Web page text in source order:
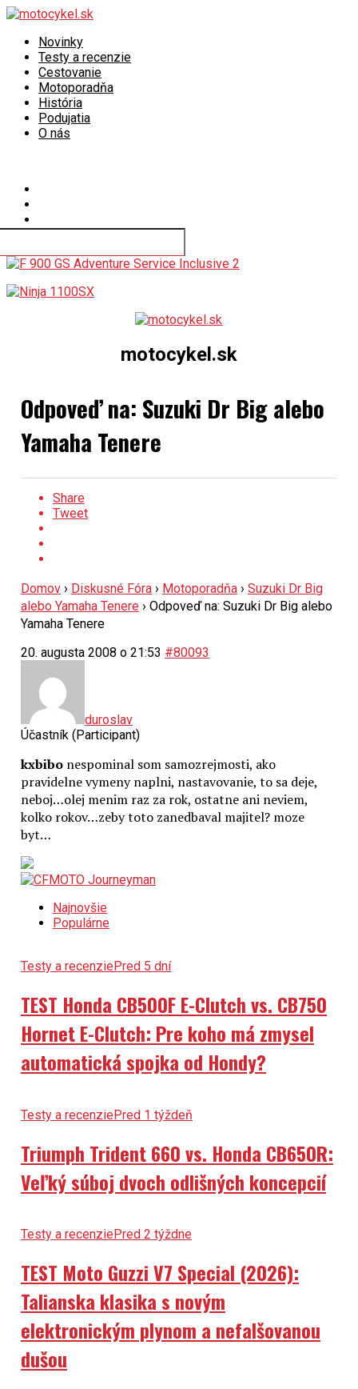
Novinky
Testy a recenzie
Cestovanie
Motoporadňa
História
Podujatia
O nás
motocykel.sk
Odpoveď na: Suzuki Dr Big alebo
Yamaha Tenere
Share
Tweet
Domov › Diskusné Fóra › Motoporadňa › Suzuki Dr Big
alebo Yamaha Tenere › Odpoveď na: Suzuki Dr Big alebo
Yamaha Tenere
20. augusta 2008 o 21:53 #80093
duroslav
Účastník (Participant)
kxbibonespominal som samozrejmosti, ako
pravidelne vymeny naplni, nastavovanie, to sa deje,
neboj…olej menim raz za rok, ostatne ani neviem,
kolko rokov…zeby toto zanedbaval majitel? moze
byt…
Najnovšie
Populárne
Testy a recenziePred 5 dní
TEST Honda CB500F E-Clutch vs. CB750
Hornet E-Clutch: Pre koho má zmysel
automatická spojka od Hondy?
Testy a recenziePred 1 týždeň
Triumph Trident 660 vs. Honda CB650R:
Veľký súboj dvoch odlišných koncepcií
Testy a recenziePred 2 týždne
TEST Moto Guzzi V7 Special (2026):
Talianska klasika s novým
elektronickým plynom a nefalšovanou
dušou